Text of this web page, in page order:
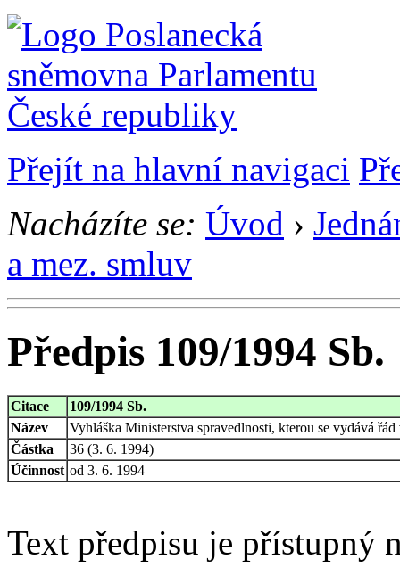
Přejít na hlavní navigaci
Nacházíte se: Úvod ›
a mez. smluv
Předpis 109/1994 Sb.
Citace
109/1994 Sb.
Název
Vyhláška Ministerstva spravedlnosti, kterou se vydává
Částka
36 (3. 6. 1994)
Účinnost od 3. 6. 1994
Text předpisu je přístupný